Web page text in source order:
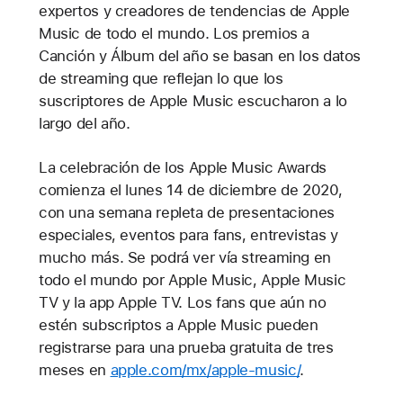
expertos y creadores de tendencias de Apple
Music de todo el mundo. Los premios a
Canción y Álbum del año se basan en los datos
de streaming que reflejan lo que los
suscriptores de Apple Music escucharon a lo
largo del año.
La celebración de los Apple Music Awards
comienza el lunes 14 de diciembre de 2020,
con una semana repleta de presentaciones
especiales, eventos para fans, entrevistas y
mucho más. Se podrá ver vía streaming en
todo el mundo por Apple Music, Apple Music
TV y la app Apple TV. Los fans que aún no
estén subscriptos a Apple Music pueden
registrarse para una prueba gratuita de tres
meses en apple.com/mx/apple-music/.